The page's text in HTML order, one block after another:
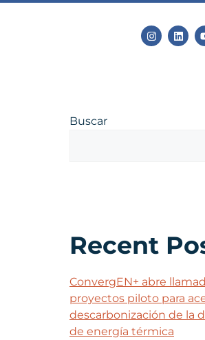
Buscar
Recent
ConvergEN+ abre
proyectos piloto para
descarbonización de la
de energía térmica